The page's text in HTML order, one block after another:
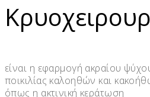
είναι η εφαρμογή ακραίου
ποικιλίας καλοηθών και
όπως η ακτινική κεράτωση